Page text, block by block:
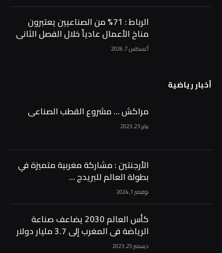
الرباط : 71% من الصناعيين يعتبرون
مناخ الأعمال عادياً خلال الفصل الثاني
من 2026 …
أغسطس 7, 2026
أخبار رياضية
مراكش … مشروع القطب الصناعي
يناير 23, 2023
الأرجنتين : مشاركة مغربية متميزة في
بطولة العالم للبريدج …
نوفمبر 1, 2024
كأس العالم 2030 يضاعف صناعة
الرياضة في المغرب إلى 3.7 مليار دولار
ديسمبر 25, 2023